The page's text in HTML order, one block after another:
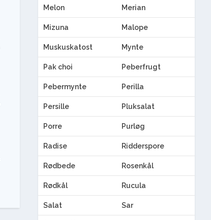
Melon Merian
Mizuna Malope
Muskuskatost Mynte
Pak choi Peberfrugt
Pebermynte Perilla
Persille Pluksalat
Porre Purløg
Radise Ridderspore
Rødbede Rosenkål
Rødkål Rucula
Salat Sar